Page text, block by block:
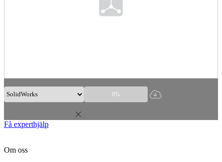
0%
Få experthjälp
Om oss